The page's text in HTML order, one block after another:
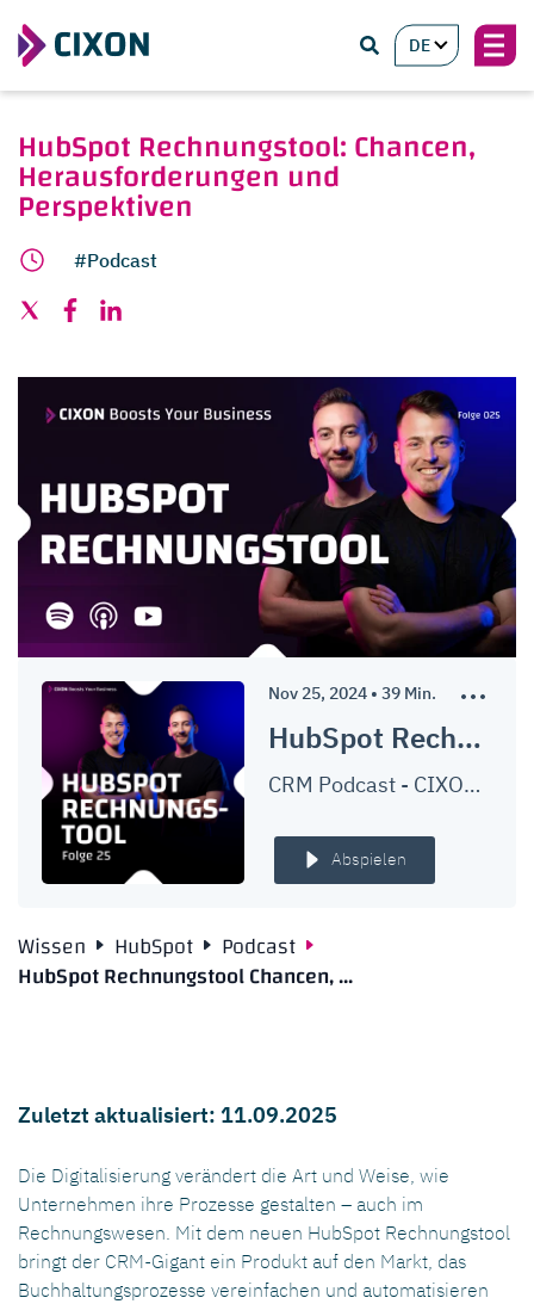
DE
HubSpot Rechnungstool: Chancen,
Herausforderungen und
Perspektiven
#Podcast
Nov 25, 2024 • 39 Min.
HubSpot Rechnungstool: Wie gut ist es wirklich? | CPQ - Rechnungen erstellen mit HubSpot | Ep. #025
CRM Podcast - CIXON Boosts Your Business
Abspielen
Wissen HubSpot Podcast
HubSpot Rechnungstool Chancen, ...
Zuletzt aktualisiert: 11.09.2025
Die Digitalisierung verändert die Art und Weise, wie
Unternehmen ihre Prozesse gestalten – auch im
Rechnungswesen. Mit dem neuen HubSpot Rechnungstool
bringt der CRM-Gigant ein Produkt auf den Markt, das
Buchhaltungsprozesse vereinfachen und automatisieren